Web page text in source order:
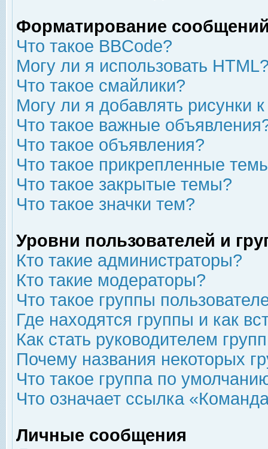
Форматирование
Что такое BBCode?
Могу ли я использовать
Что такое смайлики?
Могу ли я добавлять рисунки
Что такое важные
Что такое объявления?
Что такое прикрепленные
Что такое закрытые темы?
Что такое значки тем?
Уровни пользователей и
Кто такие администраторы?
Кто такие модераторы?
Что такое группы
Где находятся группы и как
Как стать руководителем
Почему названия некоторых
Что такое группа по
Что означает ссылка
Личные сообщения